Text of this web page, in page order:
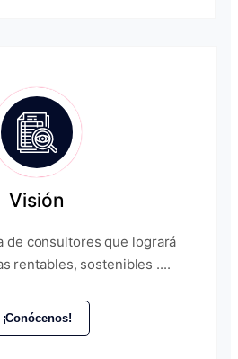
Visión
de consultores que logrará
rentables, sostenibles ....
¡Conócenos!